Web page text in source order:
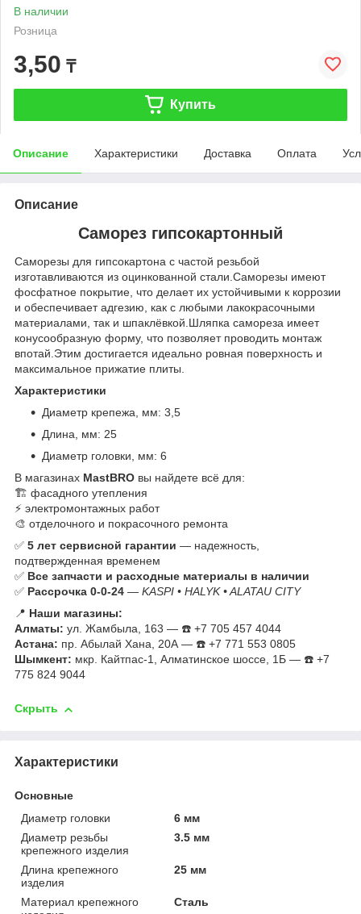
В наличии
Розница
3,50 ₸
Купить
Описание Характеристики Доставка Оплата
Описание
Саморез гипсокартонный
Саморезы для гипсокартона с частой резьбой
изготавливаются из оцинкованной стали.Саморезы имеют
фосфатное покрытие, что делает их устойчивыми к коррозии
и обеспечивает адгезию, как с любыми лакокрасочными
материалами, так и шпаклёвкой.Шляпка самореза имеет
конусообразную форму, что позволяет проводить монтаж
впотай.Этим достигается идеально ровная поверхность и
максимальное прижатие плиты.
Характеристики
Диаметр крепежа, мм: 3,5
Длина, мм: 25
Диаметр головки, мм: 6
В магазинах MastBRO вы найдете всё для:
🏗️ фасадного утепления
⚡ электромонтажных работ
🎨 отделочного и покрасочного ремонта
✅ 5 лет сервисной гарантии — надежность,
подтвержденная временем
✅ Все запчасти и расходные материалы в наличии
✅ Рассрочка 0-0-24 — KASPI • HALYK • ALATAU CITY
📍 Наши магазины:
Алматы: ул. Жамбыла, 163 — ☎️ +7 705 457 4044
Астана: пр. Абылай Хана, 20А — ☎️ +7 771 553 0805
Шымкент: мкр. Кайтпас-1, Алматинское шоссе, 1Б — ☎️ +7
775 824 9044
Скрыть
Характеристики
Основные
Диаметр головки
6 мм
Диаметр резьбы
крепежного изделия
3.5 мм
Длина крепежного
изделия
25 мм
Материал крепежного
Сталь